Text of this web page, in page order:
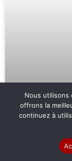
La petite
grand
L’histoire pleine
réfugie dans son
Nous utilisons
offrons la
continuez à